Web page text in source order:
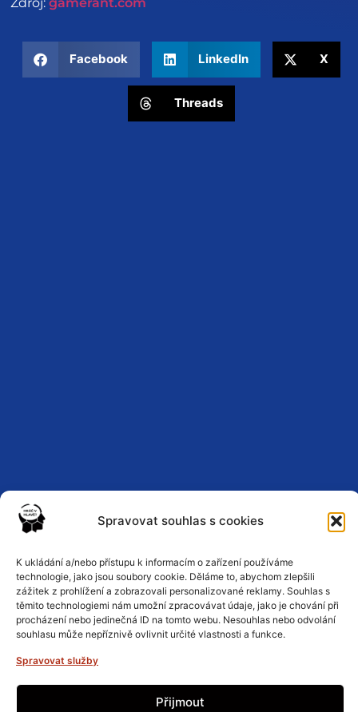
Spravovat souhlas s cookies
K ukládání a/nebo přístupu k informacím o zařízení používáme
technologie, jako jsou soubory cookie. Děláme to, abychom zlepšili
zážitek z prohlížení a zobrazovali personalizované reklamy. Souhlas s
těmito technologiemi nám umožní zpracovávat údaje, jako je chování při
procházení nebo jedinečná ID na tomto webu. Nesouhlas nebo odvolání
souhlasu může nepříznivě ovlivnit určité vlastnosti a funkce.
Spravovat služby
Přijmout
Facebook LinkedIn X
Threads
Zásady ochrany osobních údajů
Podmínky a pravidla